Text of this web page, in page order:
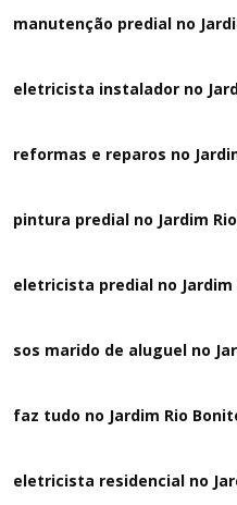
manutenção predial no
eletricista instalador no
reformas e reparos no
pintura predial no Jardim
eletricista predial no Jardim
sos marido de aluguel no
faz tudo no Jardim Rio
eletricista residencial no